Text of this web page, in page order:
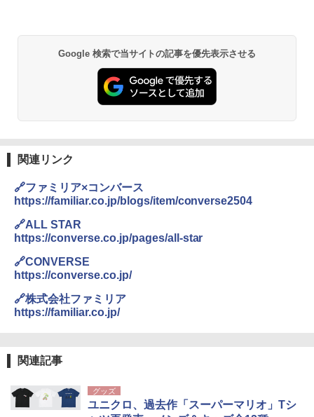
GRANDOOR ステンレス保冷剤 2個セット 2
コンパクト 保冷力長持ち
￥2,980
DEWEL パラソル 大型 ビーチ アウトドアパ
￥6,999
【日本企業販売】超強力クマ対策スプレー 30
付き ヒグマ・イノシシ対策 自治体・教育機
関の購入実績 登山・キャンプ・アウトドア・
防災用品 長期保存可能 緊急時用 日本国内発
送
通気窓付き】収納袋付き UVカット 防水 防災
コンパクト iimono117 (ブルー)
Google 検索で当サイトの記事を優先表示させる
関連リンク
🔗ファミリア×コンバース
https://familiar.co.jp/blogs/item/converse2504
🔗ALL STAR
https://converse.co.jp/pages/all-star
🔗CONVERSE
https://converse.co.jp/
🔗株式会社ファミリア
https://familiar.co.jp/
関連記事
グッズ
ユニクロ、過去作「スーパーマリオ」Tシ